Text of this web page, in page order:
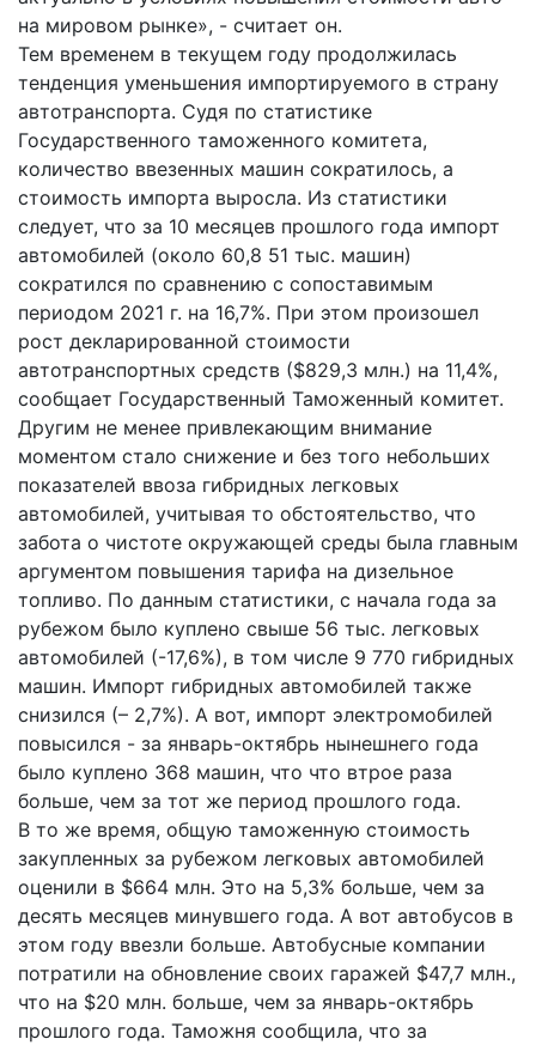
на мировом рынке», - считает он.
Тем временем в текущем году продолжилась
тенденция уменьшения импортируемого в страну
автотранспорта. Судя по статистике
Государственного таможенного комитета,
количество ввезенных машин сократилось, а
стоимость импорта выросла. Из статистики
следует, что за 10 месяцев прошлого года импорт
автомобилей (около 60,8 51 тыс. машин)
сократился по сравнению с сопоставимым
периодом 2021 г. на 16,7%. При этом произошел
рост декларированной стоимости
автотранспортных средств ($829,3 млн.) на 11,4%,
сообщает Государственный Таможенный комитет.
Другим не менее привлекающим внимание
моментом стало снижение и без того небольших
показателей ввоза гибридных легковых
автомобилей, учитывая то обстоятельство, что
забота о чистоте окружающей среды была главным
аргументом повышения тарифа на дизельное
топливо. По данным статистики, с начала года за
рубежом было куплено свыше 56 тыс. легковых
автомобилей (-17,6%), в том числе 9 770 гибридных
машин. Импорт гибридных автомобилей также
снизился (– 2,7%). А вот, импорт электромобилей
повысился - за январь-октябрь нынешнего года
было куплено 368 машин, что что втрое раза
больше, чем за тот же период прошлого года.
В то же время, общую таможенную стоимость
закупленных за рубежом легковых автомобилей
оценили в $664 млн. Это на 5,3% больше, чем за
десять месяцев минувшего года. А вот автобусов в
этом году ввезли больше. Автобусные компании
потратили на обновление своих гаражей $47,7 млн.,
что на $20 млн. больше, чем за январь-октябрь
прошлого года. Таможня сообщила, что за